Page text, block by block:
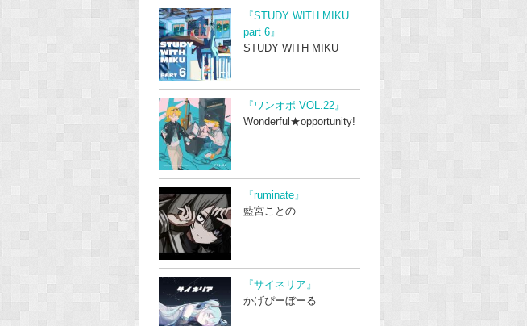
『STUDY WITH MIKU
part 6』
STUDY WITH MIKU
『ワンオポ VOL.22』
Wonderful★opportunity!
『ruminate』
藍宮ことの
『サイネリア』
かげぴーぼーる